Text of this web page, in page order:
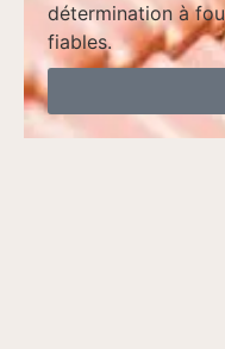
détermination à
fiables.